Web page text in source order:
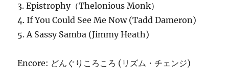
3. Epistrophy（Thelonious Monk）
4. If You Could See Me Now (Tadd Dameron)
5. A Sassy Samba (Jimmy Heath)
Encore: どんぐりころころ (リズム・チェンジ)